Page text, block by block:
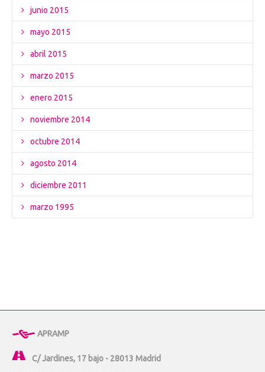
junio 2015
mayo 2015
abril 2015
marzo 2015
enero 2015
noviembre 2014
octubre 2014
agosto 2014
diciembre 2011
marzo 1995
APRAMP
C/ Jardines, 17 bajo - 28013 Madrid